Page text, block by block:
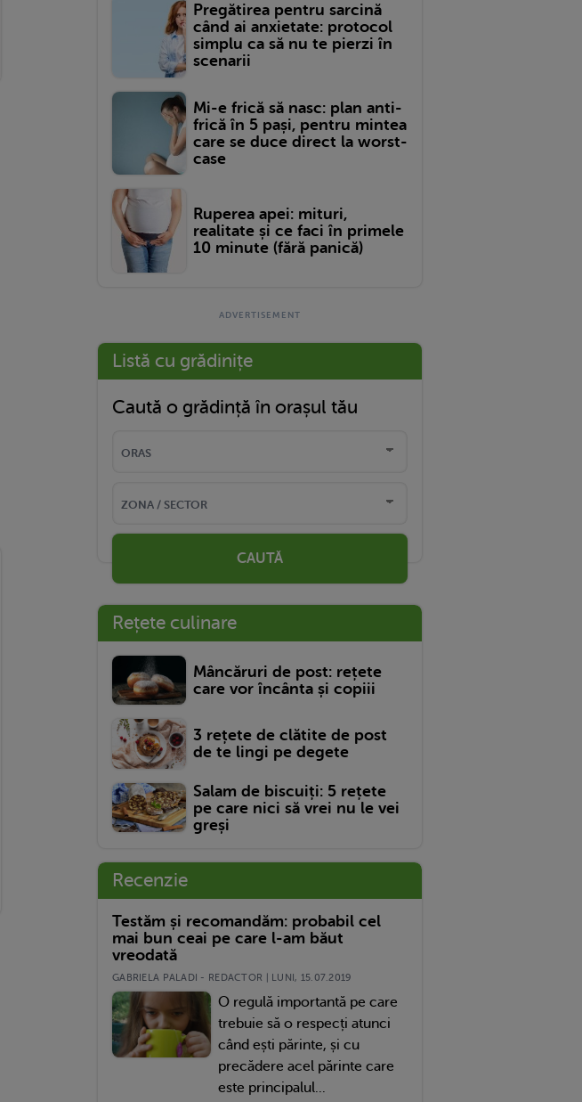
Pregătirea pentru sarcină
când ai anxietate: protocol
simplu ca să nu te pierzi în
scenarii
Mi-e frică să nasc: plan anti-
frică în 5 pași, pentru mintea
care se duce direct la worst-
case
Ruperea apei: mituri,
realitate și ce faci în primele
10 minute (fără panică)
Listă cu grădinițe
Caută o grădință în orașul tău
CAUTĂ
Rețete culinare
Mâncăruri de post: rețete
care vor încânta și copiii
3 rețete de clătite de post
de te lingi pe degete
Salam de biscuiți: 5 rețete
pe care nici să vrei nu le vei
greși
Recenzie
Testăm și recomandăm: probabil cel
mai bun ceai pe care l-am băut
vreodată
GABRIELA PALADI - REDACTOR | LUNI, 15.07.2019
O regulă importantă pe care
trebuie să o respecți atunci
când ești părinte, și cu
precădere acel părinte care
este principalul...